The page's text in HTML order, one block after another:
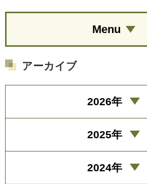
Menu
アーカイブ
2026年
2025年
2024年